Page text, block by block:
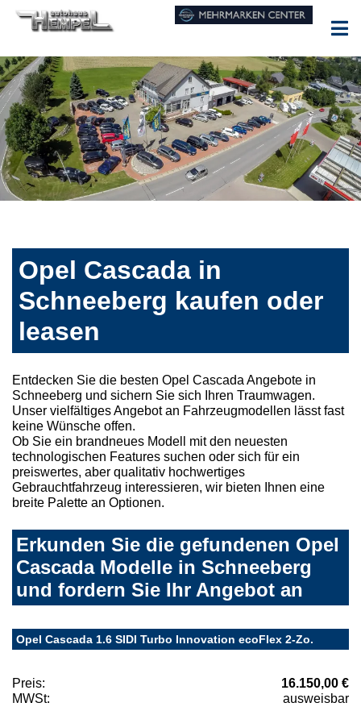
Opel Cascada in
Schneeberg kaufen oder
leasen
Entdecken Sie die besten Opel Cascada Angebote in
Schneeberg und sichern Sie sich Ihren Traumwagen.
Unser vielfältiges Angebot an Fahrzeugmodellen lässt fast
keine Wünsche offen.
Ob Sie ein brandneues Modell mit den neuesten
technologischen Features suchen oder sich für ein
preiswertes, aber qualitativ hochwertiges
Gebrauchtfahrzeug interessieren, wir bieten Ihnen eine
breite Palette an Optionen.
Erkunden Sie die gefundenen Opel
Cascada Modelle in Schneeberg
und fordern Sie Ihr Angebot an
Opel Cascada 1.6 SIDI Turbo Innovation ecoFlex 2-Zo.
Preis:
16.150,00 €
MWSt:
ausweisbar